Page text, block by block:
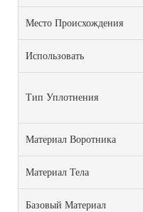
Место Происхождения
Использовать
Тип Уплотнения
Материал Воротника
Материал Тела
Базовый Материал